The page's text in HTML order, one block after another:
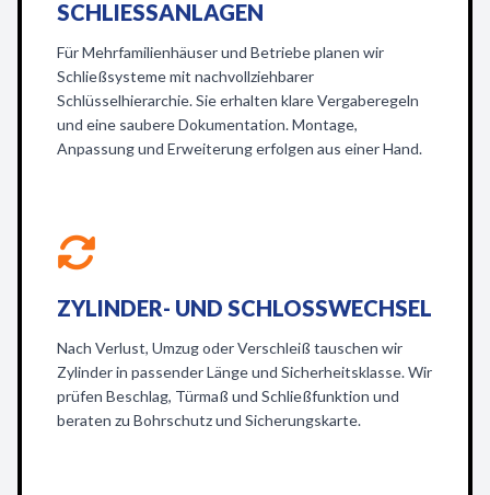
SCHLIESSANLAGEN
Für Mehrfamilienhäuser und Betriebe planen wir
Schließsysteme mit nachvollziehbarer
Schlüsselhierarchie. Sie erhalten klare Vergaberegeln
und eine saubere Dokumentation. Montage,
Anpassung und Erweiterung erfolgen aus einer Hand.
ZYLINDER- UND SCHLOSSWECHSEL
Nach Verlust, Umzug oder Verschleiß tauschen wir
Zylinder in passender Länge und Sicherheitsklasse. Wir
prüfen Beschlag, Türmaß und Schließfunktion und
beraten zu Bohrschutz und Sicherungskarte.